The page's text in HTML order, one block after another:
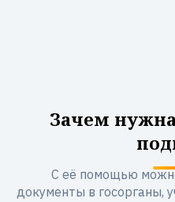
Зачем
С её помощью
документы в госорганы,